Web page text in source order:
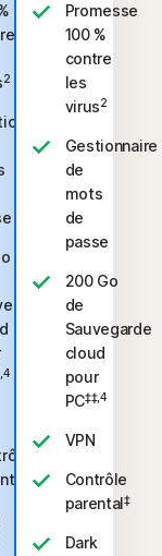
2
Promesse
100 %
contre
les
virus2
Gestionnaire
de
mots
de
passe
200 Go
de
Sauvegarde
cloud
pour
PC‡‡,4
VPN
Contrôle
parental‡
Dark